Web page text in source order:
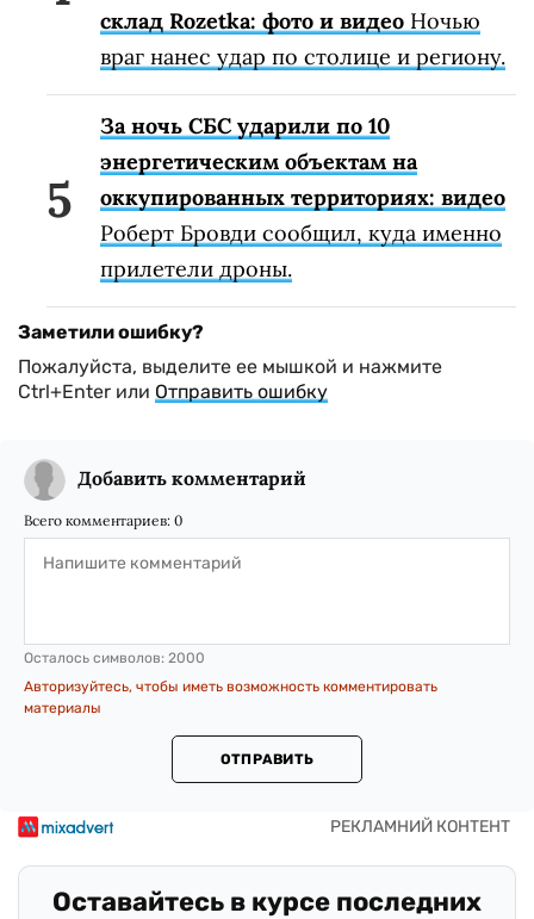
склад Rozetka: фото и видео Ночью
враг нанес удар по столице и региону.
За ночь СБС ударили по 10
энергетическим объектам на
оккупированных территориях: видео
Роберт Бровди сообщил, куда именно
прилетели дроны.
Заметили ошибку?
Пожалуйста, выделите ее мышкой и нажмите
Ctrl+Enter или Отправить ошибку
Добавить комментарий
Всего комментариев: 0
Осталось символов: 2000
Авторизуйтесь, чтобы иметь возможность комментировать
материалы
ОТПРАВИТЬ
Оставайтесь в курсе последних